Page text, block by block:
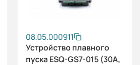
08.05.000911
Устройство плавного
пуска ESQ-GS7-015 (30А,